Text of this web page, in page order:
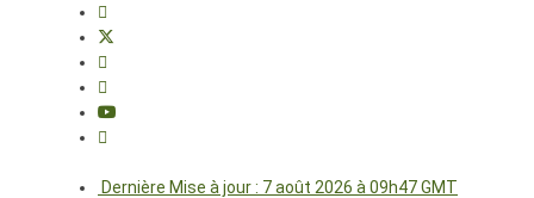
Dernière Mise à jour : 7 août 2026 à 09h47 GMT